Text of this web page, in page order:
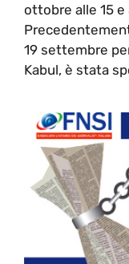
ottobre alle 15 e
19 settembre
Kabul, è stata